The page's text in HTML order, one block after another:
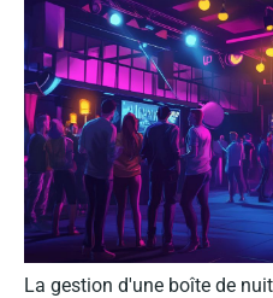
La gestion d'une boîte de